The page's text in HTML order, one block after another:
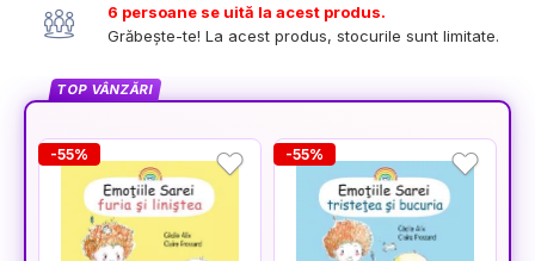
6 persoane se uită la acest produs.
Grăbește-te! La acest produs, stocurile sunt limitate.
TOP VÂNZĂRI
-55% -55%